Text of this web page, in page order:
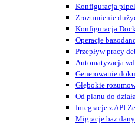
Konfiguracja
Zrozumienie
Konfiguracja
Operacje
Przepływ pracy
Automatyzacja
Generowanie
Głębokie
Od planu do
Integracje z API
Migracje baz